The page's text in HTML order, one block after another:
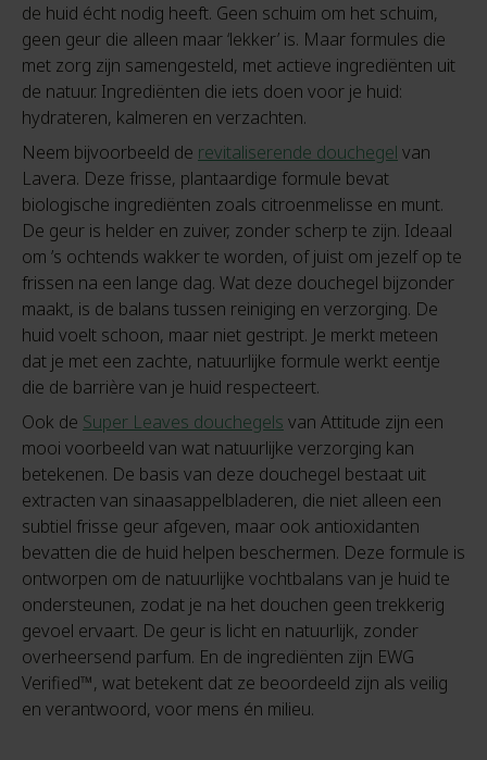
de huid écht nodig heeft. Geen schuim om het schuim,
geen geur die alleen maar ‘lekker’ is. Maar formules die
met zorg zijn samengesteld, met actieve ingrediënten uit
de natuur. Ingrediënten die iets doen voor je huid:
hydrateren, kalmeren en verzachten.
Neem bijvoorbeeld de revitaliserende douchegel van
Lavera. Deze frisse, plantaardige formule bevat
biologische ingrediënten zoals citroenmelisse en munt.
De geur is helder en zuiver, zonder scherp te zijn. Ideaal
om ’s ochtends wakker te worden, of juist om jezelf op te
frissen na een lange dag. Wat deze douchegel bijzonder
maakt, is de balans tussen reiniging en verzorging. De
huid voelt schoon, maar niet gestript. Je merkt meteen
dat je met een zachte, natuurlijke formule werkt eentje
die de barrière van je huid respecteert.
Ook de Super Leaves douchegels van Attitude zijn een
mooi voorbeeld van wat natuurlijke verzorging kan
betekenen. De basis van deze douchegel bestaat uit
extracten van sinaasappelbladeren, die niet alleen een
subtiel frisse geur afgeven, maar ook antioxidanten
bevatten die de huid helpen beschermen. Deze formule is
ontworpen om de natuurlijke vochtbalans van je huid te
ondersteunen, zodat je na het douchen geen trekkerig
gevoel ervaart. De geur is licht en natuurlijk, zonder
overheersend parfum. En de ingrediënten zijn EWG
Verified™, wat betekent dat ze beoordeeld zijn als veilig
en verantwoord, voor mens én milieu.